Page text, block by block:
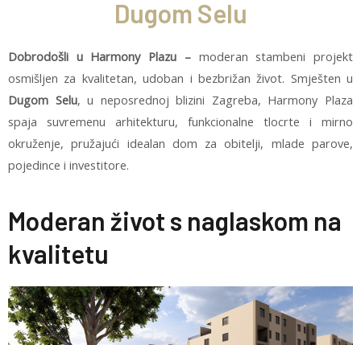
Dugom Selu
Dobrodošli u Harmony Plazu –moderan stambeni projekt
osmišljen za kvalitetan, udoban i bezbrižan život. Smješten u
Dugom Selu, u neposrednoj blizini Zagreba, Harmony Plaza
spaja suvremenu arhitekturu, funkcionalne tlocrte i mirno
okruženje, pružajući idealan dom za obitelji, mlade parove,
pojedince i investitore.
Moderan život s naglaskom na
kvalitetu